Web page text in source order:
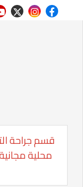
قسم جراحة
محلية